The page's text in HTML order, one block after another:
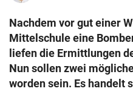
Nachdem vor gut einer
Mittelschule eine
liefen die Ermittlungen
Nun sollen zwei
worden sein. Es handelt